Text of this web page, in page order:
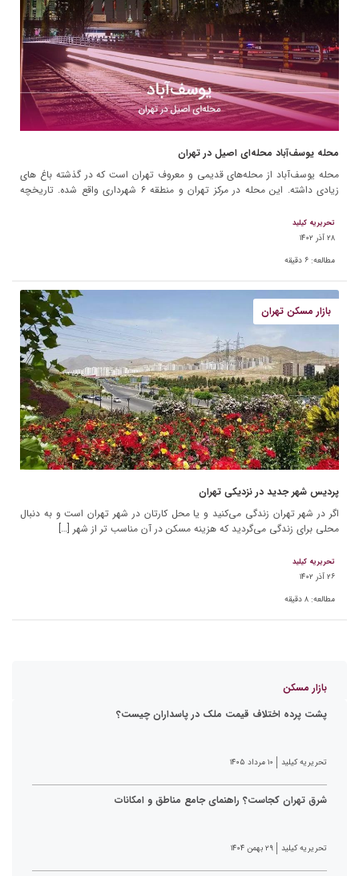
محله یوسف‌آباد محله‌ای اصیل در تهران
محله یوسف‌آباد از محله‌های قدیمی و معروف تهران است که در گذشته باغ های
زیادی داشته. این محله در مرکز تهران و منطقه ۶ شهرداری واقع شده. تاریخچه
تحریریه کیلید
۲۸ آذر ۱۴۰۲
مطالعه: ۶ دقیقه
بازار مسکن تهران
پردیس شهر جدید در نزدیکی تهران
اگر در شهر تهران زندگی می‌کنید و یا محل کارتان در شهر تهران است و به دنبال
محلی برای زندگی می‌گردید که هزینه مسکن در آن مناسب تر از شهر […]
تحریریه کیلید
۲۶ آذر ۱۴۰۲
مطالعه: ۸ دقیقه
بازار مسکن
پشت پرده اختلاف قیمت ملک در پاسداران چیست؟
تحریریه کیلید ۱۰ مرداد ۱۴۰۵
شرق تهران کجاست؟ راهنمای جامع مناطق و امکانات
تحریریه کیلید ۲۹ بهمن ۱۴۰۴